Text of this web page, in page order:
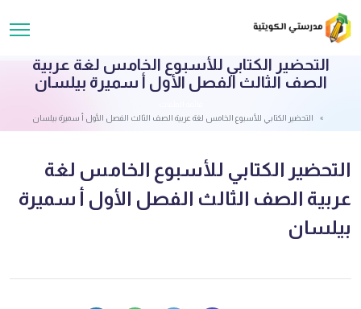
التحضير الكتابي للأسبوع الخامس لغة عربية
الصف الثالث الفصل الأول أ سميرة بيلسان
التحضير الكتابي للأسبوع الخامس لغة عربية الصف الثالث الفصل الأول أ سميرة بيلسان
التحضير الكتابي للأسبوع الخامس لغة
عربية الصف الثالث الفصل الأول أ سميرة
بيلسان